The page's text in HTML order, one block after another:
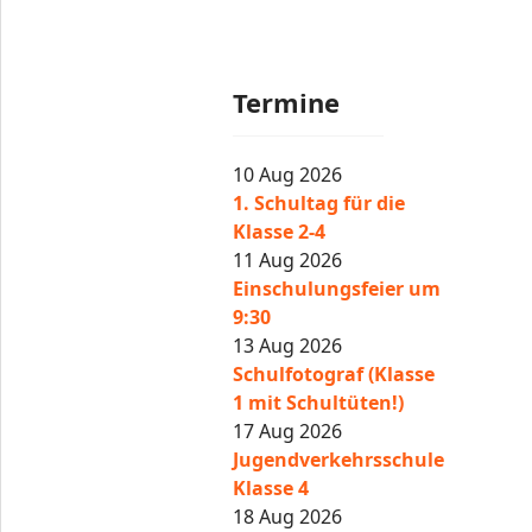
Termine
10 Aug 2026
1. Schultag für die
Klasse 2-4
11 Aug 2026
Einschulungsfeier um
9:30
13 Aug 2026
Schulfotograf (Klasse
1 mit Schultüten!)
17 Aug 2026
Jugendverkehrsschule
Klasse 4
18 Aug 2026